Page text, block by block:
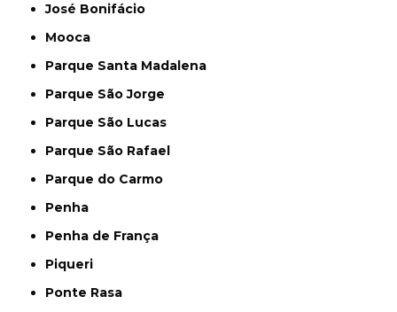
José Bonifácio
Mooca
Parque Santa Madalena
Parque São Jorge
Parque São Lucas
Parque São Rafael
Parque do Carmo
Penha
Penha de França
Piqueri
Ponte Rasa